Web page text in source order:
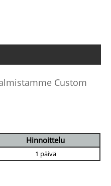
Custom
Hinnoittelu
1 päivä